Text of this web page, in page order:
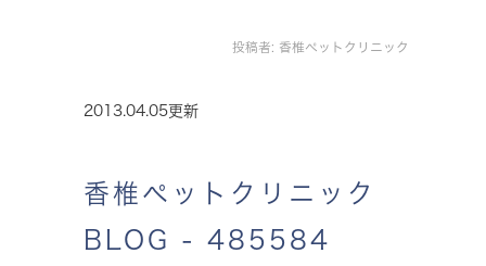
投稿者: 香椎ペットクリニック
2013.04.05更新
香椎ペットクリニック
BLOG - 485584